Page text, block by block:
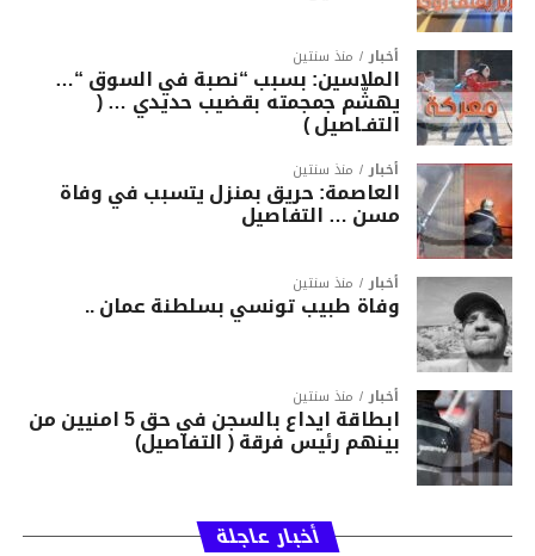
أخبار منذ سنتين
الملاسين: بسبب “نصبة في السوق “…
يهشّم جمجمته بقضيب حديدي … (
التفـاصيل )
أخبار منذ سنتين
العاصمة: حريق بمنزل يتسبب في وفاة
مسن … التفاصيل
أخبار منذ سنتين
وفاة طبيب تونسي بسلطنة عمان ..
أخبار منذ سنتين
ابطاقة ايداع بالسجن في حق 5 امنيين من
بينهم رئيس فرقة ( التفاصيل)
أخبار عاجلة